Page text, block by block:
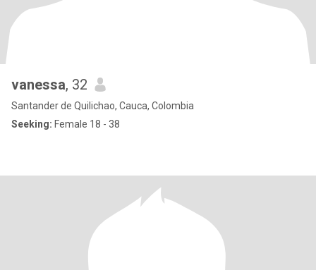
vanessa, 32
Santander de Quilichao, Cauca, Colombia
Seeking: Female 18 - 38